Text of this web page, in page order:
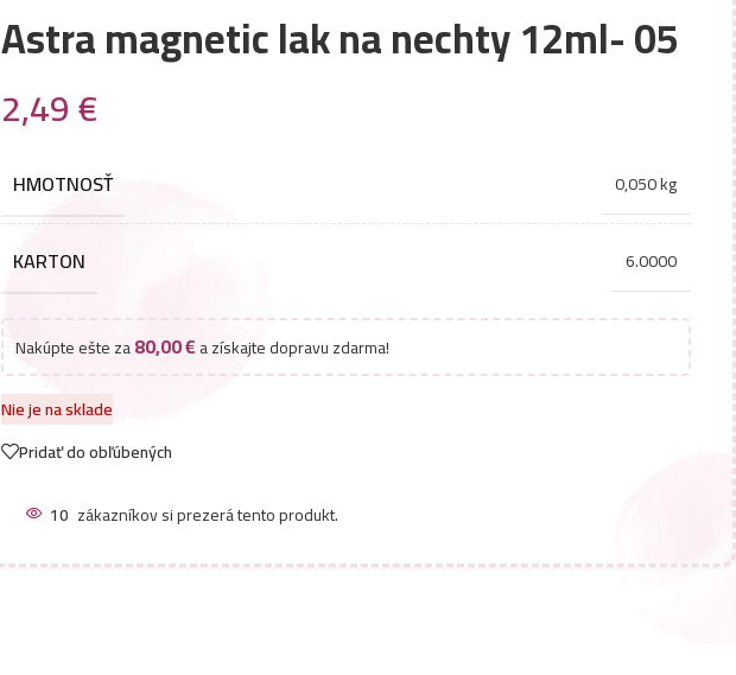
Astra magnetic lak na nechty 12ml- 05
2,49€
HMOTNOSŤ 0,050 kg
KARTON 6.0000
Nakúpte ešte za80,00€a získajte dopravu zdarma!
Nie je na sklade
Pridať do obľúbených
10 zákazníkov si prezerá tento produkt.